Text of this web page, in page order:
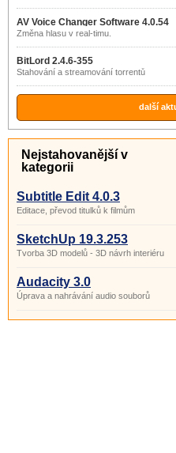
AV Voice Changer Software 4.0.54
Změna hlasu v real-timu.
BitLord 2.4.6-355
Stahování a streamování torrentů
další
Nejstahovanější v
kategorii
Subtitle Edit 4.0.3
Editace, převod titulků k filmům
SketchUp 19.3.253
Tvorba 3D modelů - 3D návrh interiéru
Audacity 3.0
Úprava a nahrávání audio souborů